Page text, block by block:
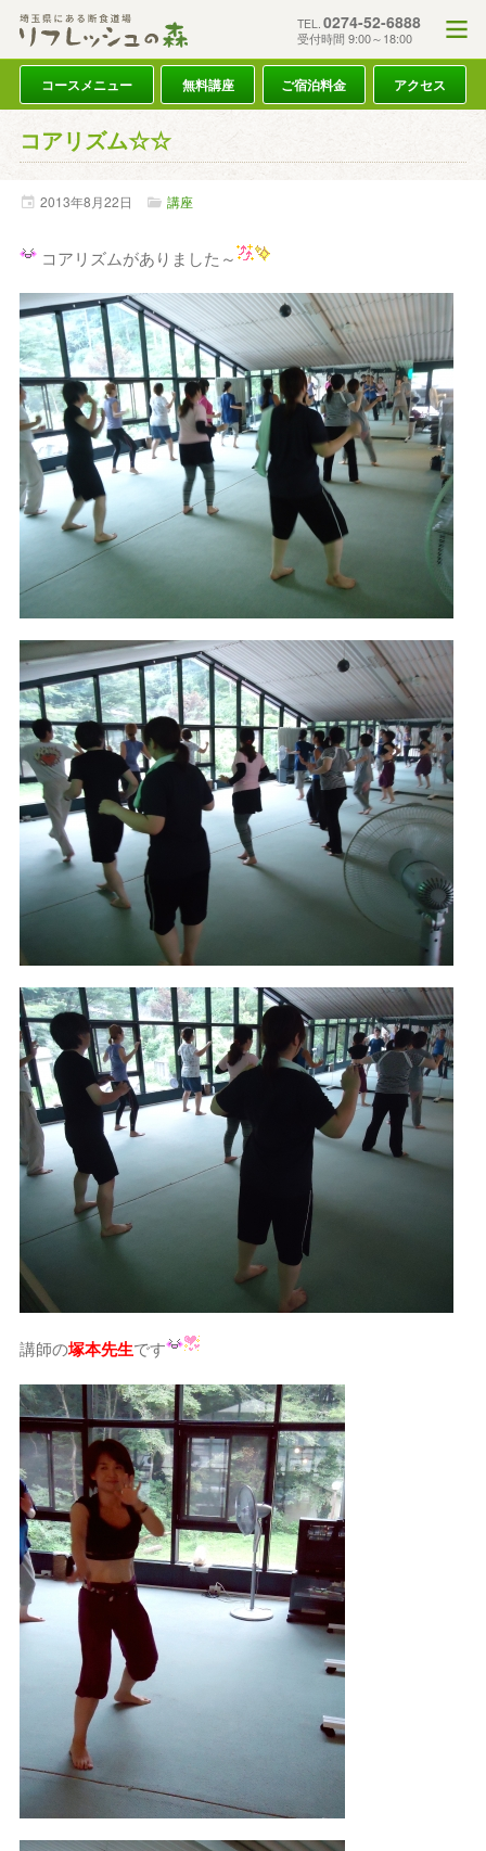
TEL. 0274-52-6888
受付時間 9:00～18:00
コースメニュー 無料講座 ご宿泊料金 アクセス
コアリズム☆☆
2013年8月22日 講座
コアリズムがありました～
講師の塚本先生です